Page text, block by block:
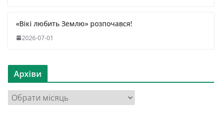
«Вікі любить Землю» розпочався!
2026-07-01
Архіви
р